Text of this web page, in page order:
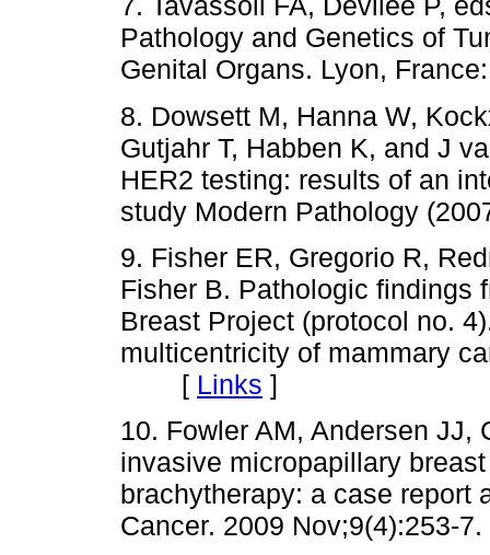
Pathology and Genetics of
Genital Organs. Lyon,
8. Dowsett M, Hanna W,
Gutjahr T, Habben K, and J
HER2 testing: results of an
study Modern Pathology
9. Fisher ER, Gregorio R,
Fisher B. Pathologic findings
Breast Project (protocol no.
multicentricity of mammary
[ Links ]
10. Fowler AM, Andersen JJ,
invasive micropapillary
brachytherapy: a case report
Cancer. 2009